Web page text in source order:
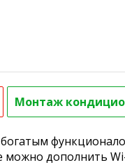
Монтаж
богатым
дополнить